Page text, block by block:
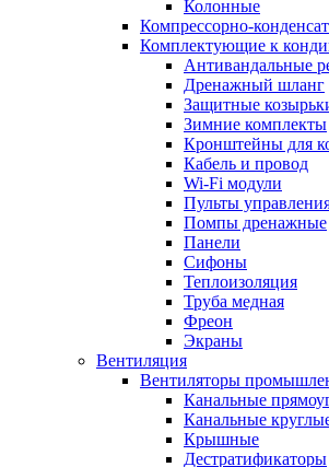
Колонные
Компрессорно-
Комплектующие к
Антивандальные
Дренажный шланг
Защитные
Зимние комплекты
Кронштейны для
Кабель и провод
Wi-Fi модули
Пульты
Помпы дренажные
Панели
Сифоны
Теплоизоляция
Труба медная
Фреон
Экраны
Вентиляция
Вентиляторы
Канальные
Канальные
Крышные
Дестратификаторы